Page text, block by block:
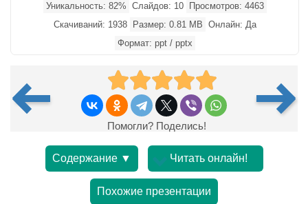
Уникальность: 82% Слайдов: 10
Просмотров: 4463
Скачиваний: 1938
Размер: 0.81 MB Онлайн: Да
Формат: ppt / pptx
Помогли? Поделись!
Содержание ▼ Читать онлайн!
Похожие презентации